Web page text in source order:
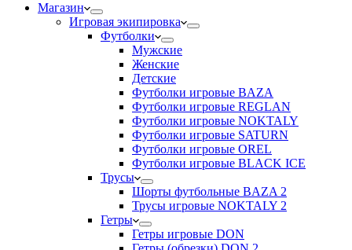
Магазин
Игровая экипировка
Футболки
Мужские
Женские
Детские
Футболки игровые BAZA
Футболки игровые REGLAN
Футболки игровые NOKTALY
Футболки игровые SATURN
Футболки игровые OREL
Футболки игровые BLACK ICE
Трусы
Шорты футбольные BAZA 2
Трусы игровые NOKTALY 2
Гетры
Гетры игровые DON